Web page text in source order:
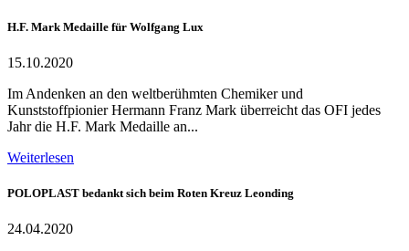
H.F. Mark Medaille für Wolfgang Lux
15.10.2020
Im Andenken an den weltberühmten Chemiker und
Kunststoffpionier Hermann Franz Mark überreicht das OFI jedes
Jahr die H.F. Mark Medaille an...
Weiterlesen
POLOPLAST bedankt sich beim Roten Kreuz Leonding
24.04.2020